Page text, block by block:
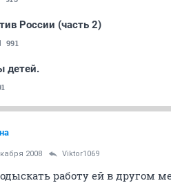
России (часть 2)
991
детей.
2008 Viktor1069
работу ей в другом